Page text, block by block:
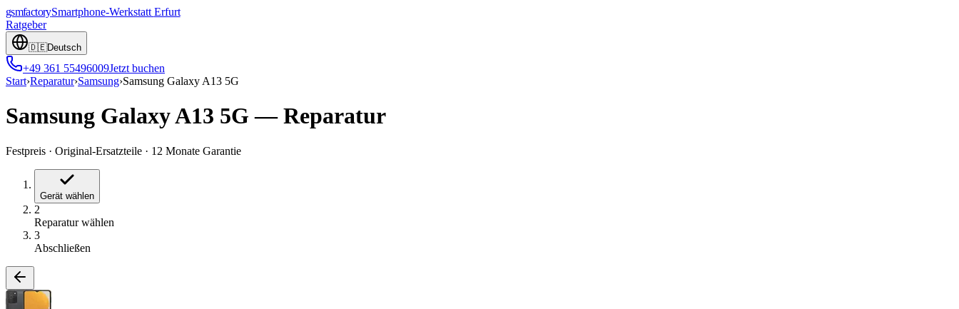
gsmfactorySmartphone-Werkstatt Erfurt
Ratgeber
🇩🇪Deutsch
+49 361 55496009Jetzt buchen
Start›Reparatur›Samsung›Samsung Galaxy A13 5G
Samsung Galaxy A13 5G —Reparatur
Festpreis · Original-Ersatzteile · 12 Monate Garantie
Gerät wählen
2
Reparatur wählen
3
Abschließen